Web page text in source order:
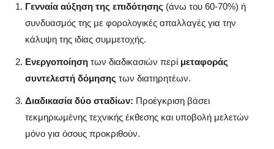
Γενναία αύξηση της επιδότησης (άνω του 60-70%) ή
συνδυασμός της με φορολογικές απαλλαγές για την
κάλυψη της ιδίας συμμετοχής.
Ενεργοποίηση των διαδικασιών περί μεταφοράς
συντελεστή δόμησης των διατηρητέων.
Διαδικασία δύο σταδίων: Προέγκριση βάσει
τεκμηριωμένης τεχνικής έκθεσης και υποβολή μελετών
μόνο για όσους προκριθούν.